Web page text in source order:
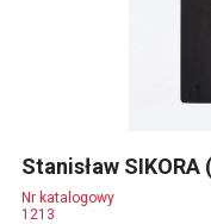
Stanisław
Nr katalogowy
1213